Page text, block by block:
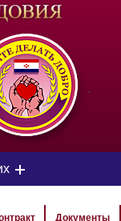
-
Документы